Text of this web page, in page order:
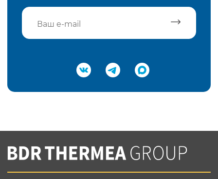
Подтвердить e-mail
Вы соглашаетесь с нашей политикой
конфеденциальности